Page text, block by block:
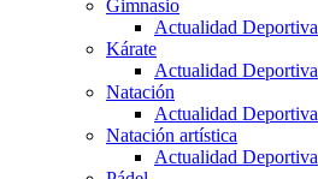
Gimnasio
Actualidad Deportiva
Kárate
Actualidad Deportiva
Natación
Actualidad Deportiva
Natación artística
Actualidad Deportiva